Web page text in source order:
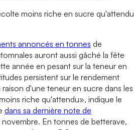
moins riche en sucre qu'attendu
annoncés en tonnes de
auront aussi gâché la fête
année en pesant sur la teneur en
persistent sur le rendement
d'une teneur en sucre dans les
riche qu'attendu», indique le
dans sa dernière note de
novembre. En tonnes de betterave,